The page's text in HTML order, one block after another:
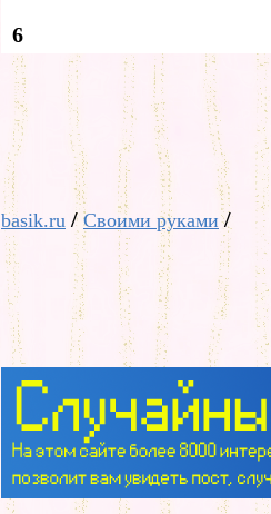
6
basik.ru / Своими руками/